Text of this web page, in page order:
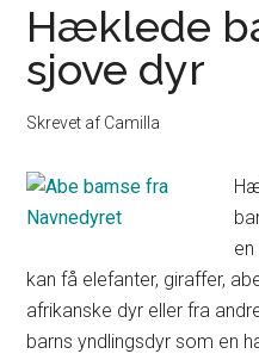
Hæklede
sjove dyr
Skrevet af Camilla
kan få elefanter, giraffer,
afrikanske dyr eller fra
barns yndlingsdyr som en